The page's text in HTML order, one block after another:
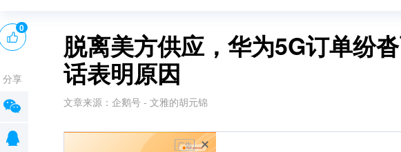
脱离美方供应，华为5G订单纷
话表明原因
文章来源： 企鹅号 - 文雅的胡元锦
广告
0
分享